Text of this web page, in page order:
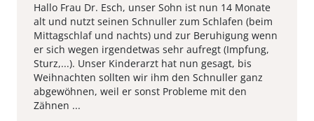
Hallo Frau Dr. Esch, unser Sohn ist nun 14 Monate
alt und nutzt seinen Schnuller zum Schlafen (beim
Mittagschlaf und nachts) und zur Beruhigung wenn
er sich wegen irgendetwas sehr aufregt (Impfung,
Sturz,...). Unser Kinderarzt hat nun gesagt, bis
Weihnachten sollten wir ihm den Schnuller ganz
abgewöhnen, weil er sonst Probleme mit den
Zähnen ...